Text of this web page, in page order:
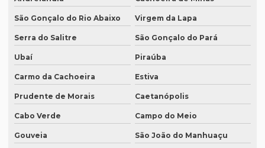
Onde fazer tradução juramentada no rj
Onde fazer tradução juramentada em porto alegre
Onde fazer tradução juramentada em recife
Onde fazer tradução juramentada em sp
Onde fazer transcrição de áudio para texto
Orçamento inglês tradução
São Gonçalo do Rio Abaixo Virgem da Lapa
Serra do Salitre São Gonçalo do Pará
Ubaí Piraúba
Carmo da Cachoeira Estiva
Prudente de Morais Caetanópolis
Cabo Verde Campo do Meio
Gouveia São João do Manhuaçu